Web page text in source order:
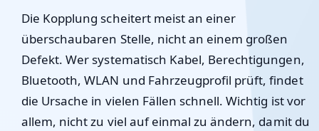
Die Kopplung scheitert meist an einer
überschaubaren Stelle, nicht an einem großen
Defekt. Wer systematisch Kabel, Berechtigungen,
Bluetooth, WLAN und Fahrzeugprofil prüft, findet
die Ursache in vielen Fällen schnell. Wichtig ist vor
allem, nicht zu viel auf einmal zu ändern, damit du